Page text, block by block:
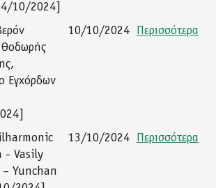
10/2024]
Θοδωρής
Εγχόρδων
10/10/2024 Περισσότερα
- Vasily
Yunchan
13/10/2024 Περισσότερα